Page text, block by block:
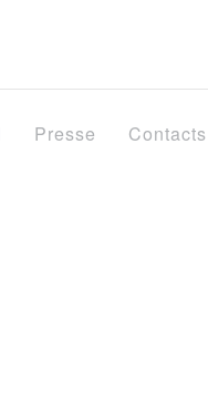
Presse Contacts